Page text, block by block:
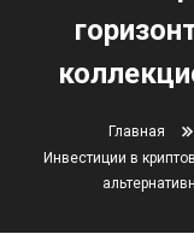
Главная
Инвестиции в